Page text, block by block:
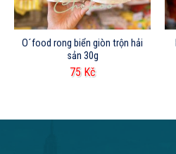
O´food rong biển giòn trộn hải
sản 30g
75 Kč